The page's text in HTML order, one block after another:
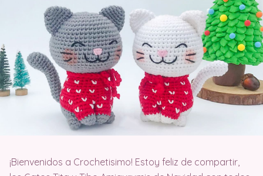
¡Bienvenidos a Crochetisimo! Estoy feliz de compartir,